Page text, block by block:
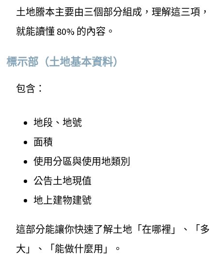
土地謄本主要由三個部分組成，理解這三項，
就能讀懂 80% 的內容。
標示部（土地基本資料）
包含：
地段、地號
面積
使用分區與使用地類別
公告土地現值
地上建物建號
這部分能讓你快速了解土地「在哪裡」、「多
大」、「能做什麼用」。